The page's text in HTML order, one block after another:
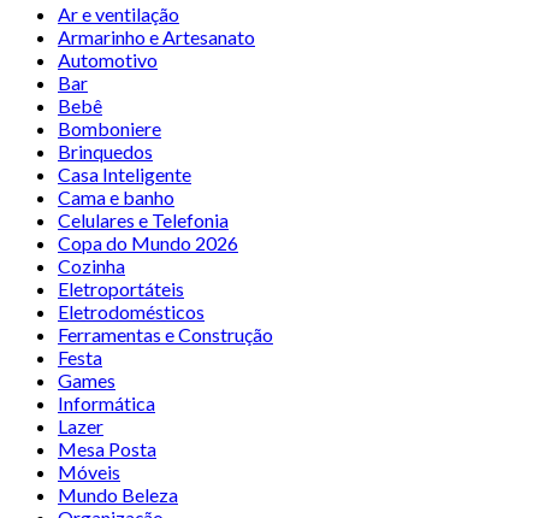
Ar e ventilação
Armarinho e Artesanato
Automotivo
Bar
Bebê
Bomboniere
Brinquedos
Casa Inteligente
Cama e banho
Celulares e Telefonia
Copa do Mundo 2026
Cozinha
Eletroportáteis
Eletrodomésticos
Ferramentas e Construção
Festa
Games
Informática
Lazer
Mesa Posta
Móveis
Mundo Beleza